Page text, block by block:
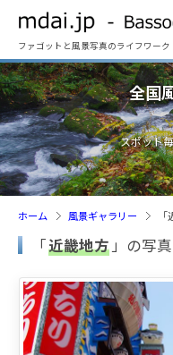
ファゴットと風景写真のライフワーク
全国
スポット
ホーム 風景ギャラリー
「近畿地方」の写